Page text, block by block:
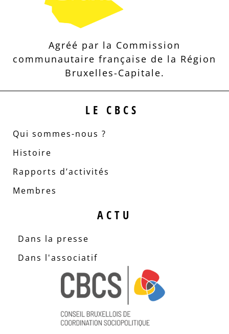
Agréé par la Commission
communautaire française de la Région
Bruxelles-Capitale.
LE CBCS
Qui sommes-nous ?
Histoire
Rapports d’activités
Membres
ACTU
Dans la presse
Dans l'associatif